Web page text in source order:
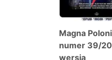
Magna
numer 39/
wersja